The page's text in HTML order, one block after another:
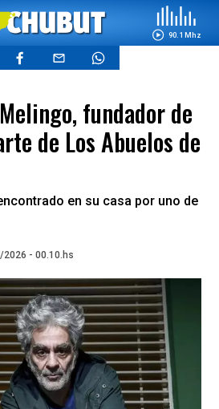
90.1 Mhz
fundador de
de Los Abuelos de
en su casa por uno de
- 00.10.hs